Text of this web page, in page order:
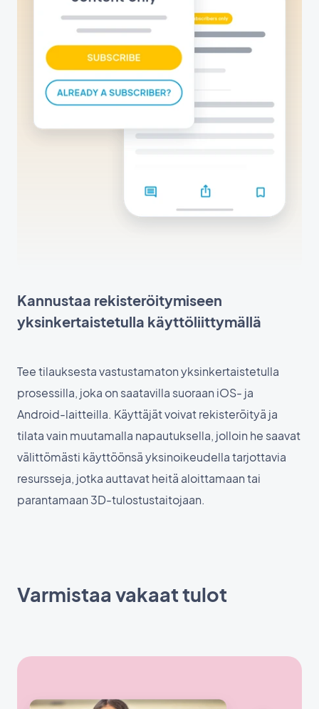
Kannustaa rekisteröitymiseen
yksinkertaistetulla käyttöliittymällä
Tee tilauksesta vastustamaton yksinkertaistetulla
prosessilla, joka on saatavilla suoraan iOS- ja
Android-laitteilla. Käyttäjät voivat rekisteröityä ja
tilata vain muutamalla napautuksella, jolloin he saavat
välittömästi käyttöönsä yksinoikeudella tarjottavia
resursseja, jotka auttavat heitä aloittamaan tai
parantamaan 3D-tulostustaitojaan.
Varmistaa vakaat tulot